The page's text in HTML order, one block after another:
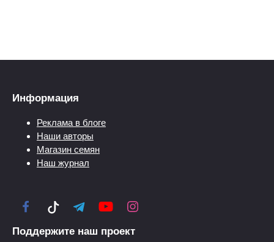
Информация
Реклама в блоге
Наши авторы
Магазин семян
Наш журнал
Поддержите наш проект